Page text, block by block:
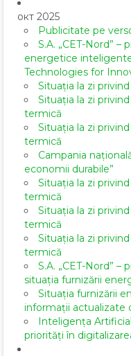
окт 2025
Publicitate pe
S.A. „CET-Nord”
energetice
Technologies for
Situația la zi
Situația la zi
termică
Situația la zi
termică
Campania
economii durabile”
Situația la zi
termică
Situația la zi
termică
Situația la zi
termică
S.A. „CET-Nord”
situația furnizării
Situația furnizării
informații actualizate
Inteligența
priorități în